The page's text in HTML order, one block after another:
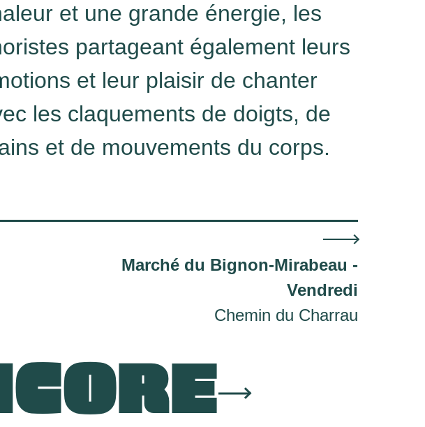
et une grande énergie, les
partageant également leurs
et leur plaisir de chanter
les claquements de doigts, de
et de mouvements du corps.
Marché du Bignon-Mirabeau -
Vendredi
Chemin du Charrau